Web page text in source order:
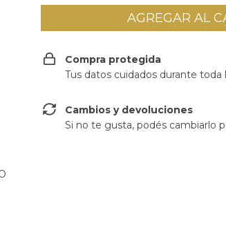
Compra protegida
Tus datos cuidados durante toda
Cambios y devoluciones
Si no te gusta, podés cambiarlo